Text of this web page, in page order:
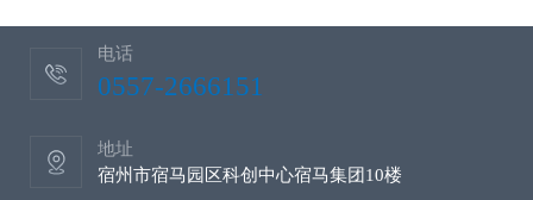
电话
0557-2666151
地址
宿州市宿马园区科创中心宿马集团10楼